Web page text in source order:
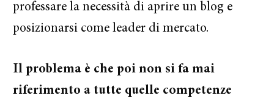
professare la necessità di aprire un blog e
posizionarsi come leader di mercato.
Il problema è che poi non si fa mai
riferimento a tutte quelle competenze